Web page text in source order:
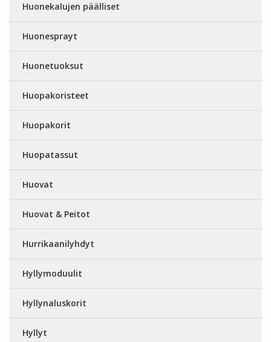
Huonekalujen päälliset
Huonesprayt
Huonetuoksut
Huopakoristeet
Huopakorit
Huopatassut
Huovat
Huovat & Peitot
Hurrikaanilyhdyt
Hyllymoduulit
Hyllynaluskorit
Hyllyt